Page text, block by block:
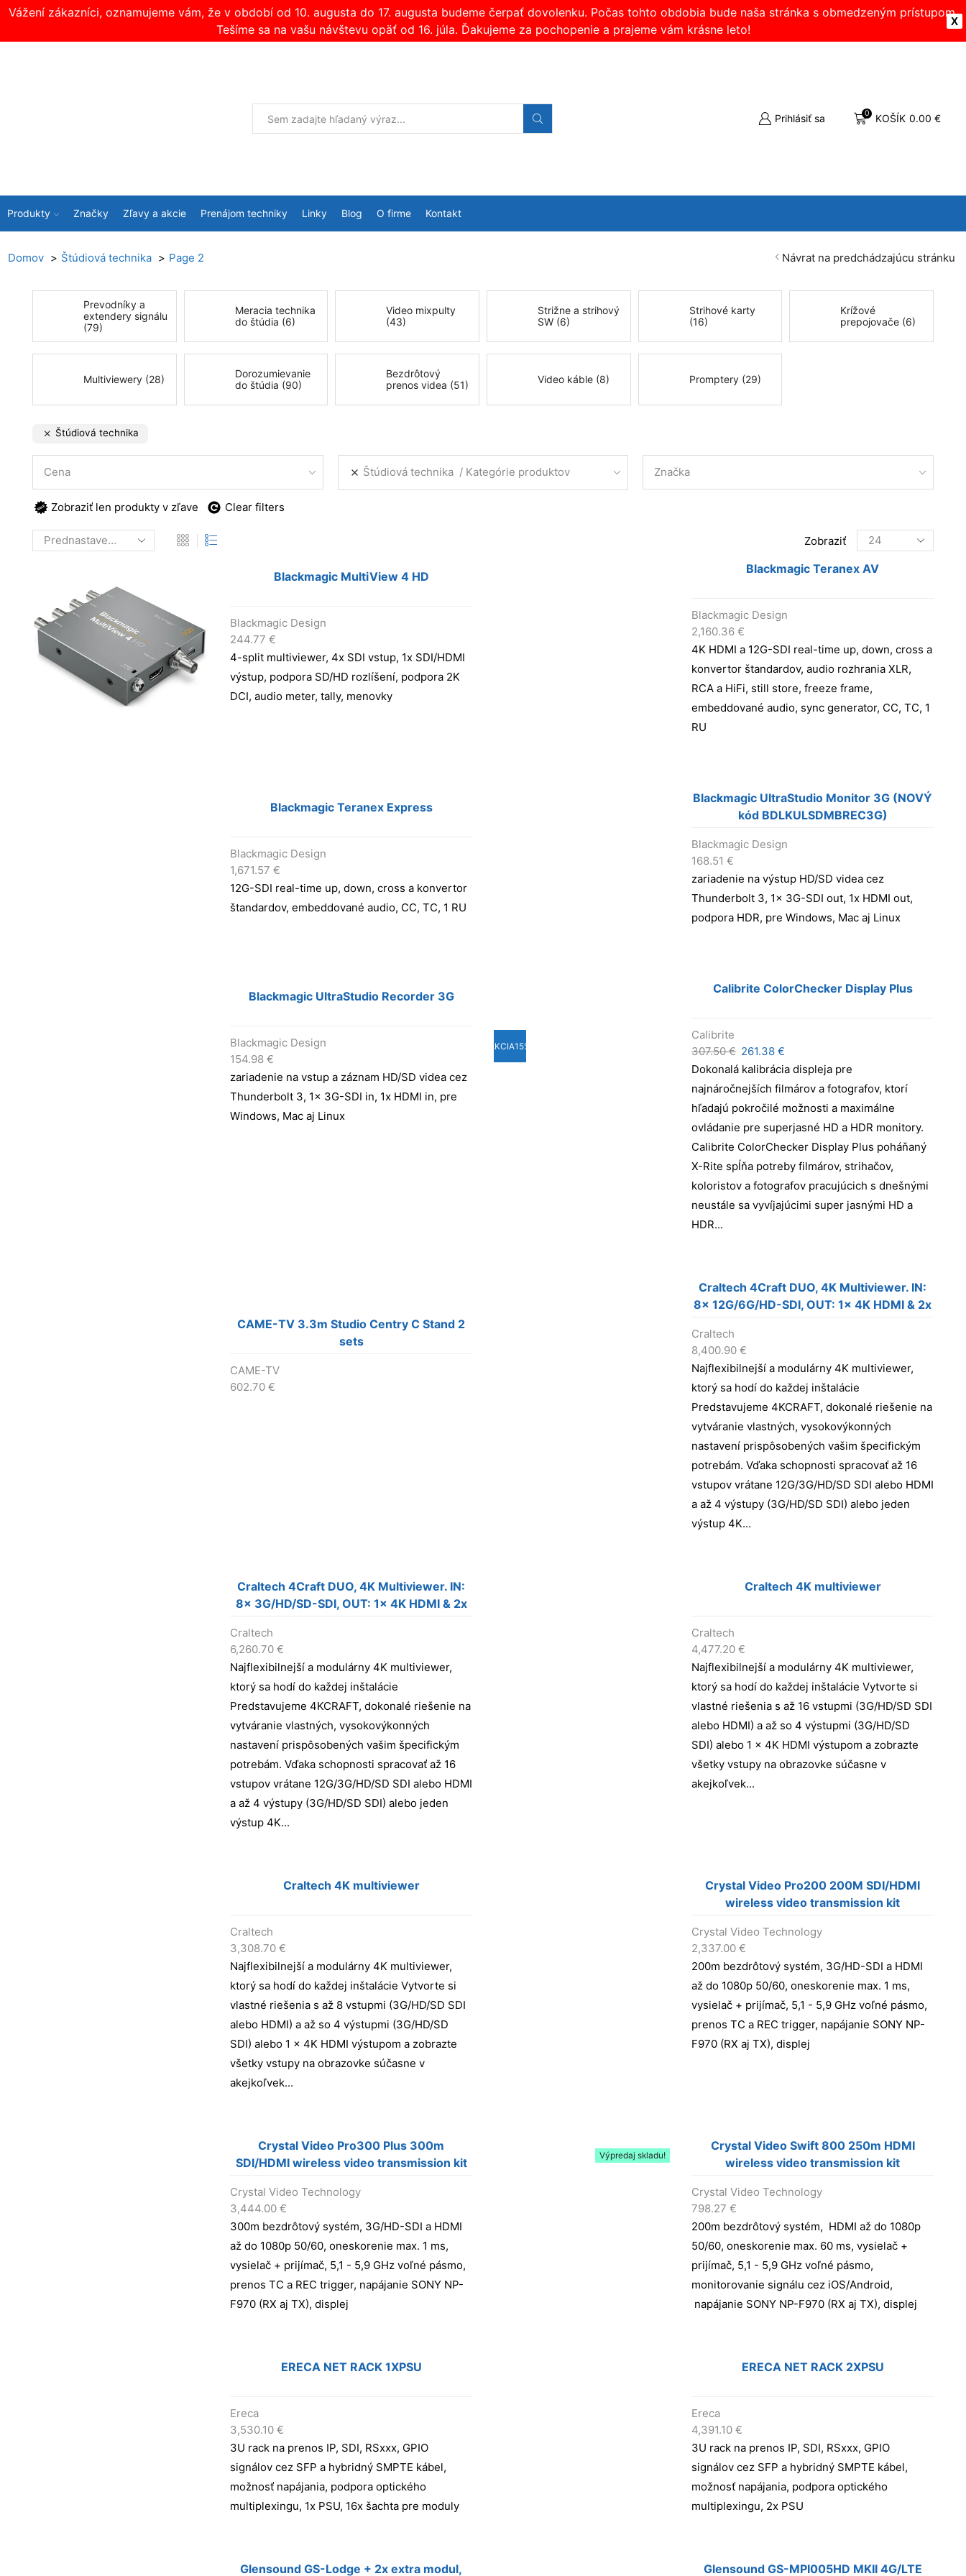
X
Vážení zákazníci, oznamujeme vám, že v období od 10. augusta do 17. augusta budeme čerpať dovolenku. Počas tohto obdobia bude naša stránka s obmedzeným prístupom.
Tešíme sa na vašu návštevu opäť od 16. júla. Ďakujeme za pochopenie a prajeme vám krásne leto!
Prihlásiť sa 0 KOŠÍK 0.00 €
Produkty Značky Zľavy a akcie Prenájom techniky Linky Blog O firme Kontakt
Domov Štúdiová technika Page 2 Návrat na predchádzajúcu stránku
Prevodníky a
extendery signálu
(79)
Meracia technika
do štúdia (6)
Video mixpulty
(43)
Strižne a strihový
SW (6)
Strihové karty
(16)
Krížové
prepojovače (6)
Multiviewery (28)
Dorozumievanie
do štúdia (90)
Bezdrôtový
prenos videa (51)
Video káble (8) Promptery (29)
Štúdiová technika
Cena Štúdiová technika Kategórie produktov Značka
Zobraziť len produkty v zľave Clear filters
Zobraziť
Products
per
page
Blackmagic MultiView 4 HD
Blackmagic Design
244.77 €
4-split multiviewer, 4x SDI vstup, 1x SDI/HDMI
výstup, podpora SD/HD rozlíšení, podpora 2K
DCI, audio meter, tally, menovky
Blackmagic Teranex AV
Blackmagic Design
2,160.36 €
4K HDMI a 12G-SDI real-time up, down, cross a
konvertor štandardov, audio rozhrania XLR,
RCA a HiFi, still store, freeze frame,
embeddované audio, sync generator, CC, TC, 1
RU
Blackmagic Teranex Express
Blackmagic Design
1,671.57 €
12G-SDI real-time up, down, cross a konvertor
štandardov, embeddované audio, CC, TC, 1 RU
Blackmagic UltraStudio Monitor 3G (NOVÝ
kód BDLKULSDMBREC3G)
Blackmagic Design
168.51 €
zariadenie na výstup HD/SD videa cez
Thunderbolt 3, 1x 3G-SDI out, 1x HDMI out,
podpora HDR, pre Windows, Mac aj Linux
Blackmagic UltraStudio Recorder 3G
Blackmagic Design
154.98 €
zariadenie na vstup a záznam HD/SD videa cez
Thunderbolt 3, 1x 3G-SDI in, 1x HDMI in, pre
Windows, Mac aj Linux
AKCIA15%
Calibrite ColorChecker Display Plus
Calibrite
307.50€ Pôvodná
cena
bola:
307.50 €.
261.38 €
cena
Dokonalá kalibrácia displeja pre
najnáročnejších filmárov a fotografov, ktorí
hľadajú pokročilé možnosti a maximálne
ovládanie pre superjasné HD a HDR monitory.
Calibrite ColorChecker Display Plus poháňaný
X-Rite spĺňa potreby filmárov, strihačov,
koloristov a fotografov pracujúcich s dnešnými
neustále sa vyvíjajúcimi super jasnými HD a
HDR...
CAME-TV 3.3m Studio Centry C Stand 2
sets
CAME-TV
602.70 €
Craltech 4Craft DUO, 4K Multiviewer. IN:
8x 12G/6G/HD-SDI, OUT: 1x 4K HDMI & 2x
Craltech
8,400.90 €
Najflexibilnejší a modulárny 4K multiviewer,
ktorý sa hodí do každej inštalácie
Predstavujeme 4KCRAFT, dokonalé riešenie na
vytváranie vlastných, vysokovýkonných
nastavení prispôsobených vašim špecifickým
potrebám. Vďaka schopnosti spracovať až 16
vstupov vrátane 12G/3G/HD/SD SDI alebo HDMI
a až 4 výstupy (3G/HD/SD SDI) alebo jeden
výstup 4K...
Craltech 4Craft DUO, 4K Multiviewer. IN:
8x 3G/HD/SD-SDI, OUT: 1x 4K HDMI & 2x
Craltech
6,260.70 €
Najflexibilnejší a modulárny 4K multiviewer,
ktorý sa hodí do každej inštalácie
Predstavujeme 4KCRAFT, dokonalé riešenie na
vytváranie vlastných, vysokovýkonných
nastavení prispôsobených vašim špecifickým
potrebám. Vďaka schopnosti spracovať až 16
vstupov vrátane 12G/3G/HD/SD SDI alebo HDMI
a až 4 výstupy (3G/HD/SD SDI) alebo jeden
výstup 4K...
Craltech 4K multiviewer
Craltech
4,477.20 €
Najflexibilnejší a modulárny 4K multiviewer,
ktorý sa hodí do každej inštalácie Vytvorte si
vlastné riešenia s až 16 vstupmi (3G/HD/SD SDI
alebo HDMI) a až so 4 výstupmi (3G/HD/SD
SDI) alebo 1 x 4K HDMI výstupom a zobrazte
všetky vstupy na obrazovke súčasne v
akejkoľvek...
Craltech 4K multiviewer
Craltech
3,308.70 €
Najflexibilnejší a modulárny 4K multiviewer,
ktorý sa hodí do každej inštalácie Vytvorte si
vlastné riešenia s až 8 vstupmi (3G/HD/SD SDI
alebo HDMI) a až so 4 výstupmi (3G/HD/SD
SDI) alebo 1 x 4K HDMI výstupom a zobrazte
všetky vstupy na obrazovke súčasne v
akejkoľvek...
Crystal Video Pro200 200M SDI/HDMI
wireless video transmission kit
Crystal Video Technology
2,337.00 €
200m bezdrôtový systém, 3G/HD-SDI a HDMI
až do 1080p 50/60, oneskorenie max. 1 ms,
vysielač + prijímač, 5,1 - 5,9 GHz voľné pásmo,
prenos TC a REC trigger, napájanie SONY NP-
F970 (RX aj TX), displej
Crystal Video Pro300 Plus 300m
SDI/HDMI wireless video transmission kit
Crystal Video Technology
3,444.00 €
300m bezdrôtový systém, 3G/HD-SDI a HDMI
až do 1080p 50/60, oneskorenie max. 1 ms,
vysielač + prijímač, 5,1 - 5,9 GHz voľné pásmo,
prenos TC a REC trigger, napájanie SONY NP-
F970 (RX aj TX), displej
Výpredaj skladu!
Crystal Video Swift 800 250m HDMI
wireless video transmission kit
Crystal Video Technology
798.27 €
200m bezdrôtový systém, HDMI až do 1080p
50/60, oneskorenie max. 60 ms, vysielač +
prijímač, 5,1 - 5,9 GHz voľné pásmo,
monitorovanie signálu cez iOS/Android,
napájanie SONY NP-F970 (RX aj TX), displej
ERECA NET RACK 1XPSU
Ereca
3,530.10 €
3U rack na prenos IP, SDI, RSxxx, GPIO
signálov cez SFP a hybridný SMPTE kábel,
možnosť napájania, podpora optického
multiplexingu, 1x PSU, 16x šachta pre moduly
ERECA NET RACK 2XPSU
Ereca
4,391.10 €
3U rack na prenos IP, SDI, RSxxx, GPIO
signálov cez SFP a hybridný SMPTE kábel,
možnosť napájania, podpora optického
multiplexingu, 2x PSU
Glensound GS-Lodge + 2x extra modul, Glensound GS-MPI005HD MKII 4G/LTE